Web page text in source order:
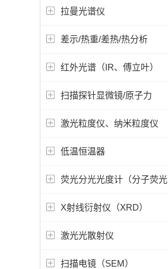
拉曼光谱仪
差示/热重/差热/热分析
红外光谱（IR、傅立叶）
扫描探针显微镜/原子力
激光粒度仪、纳米粒度仪
低温恒温器
荧光分光光度计（分子荧光
X射线衍射仪（XRD）
激光光散射仪
扫描电镜（SEM）